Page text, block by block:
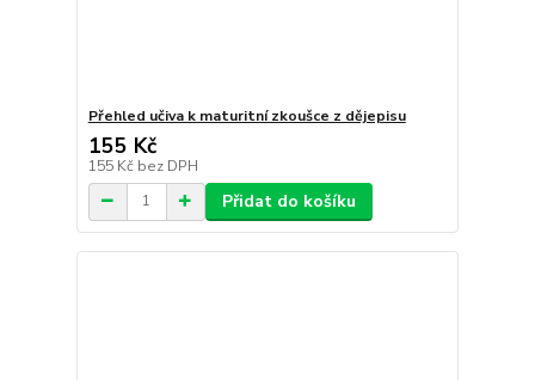
Přehled učiva k maturitní zkoušce z dějepisu
155 Kč
155 Kč bez DPH
Přidat do košíku